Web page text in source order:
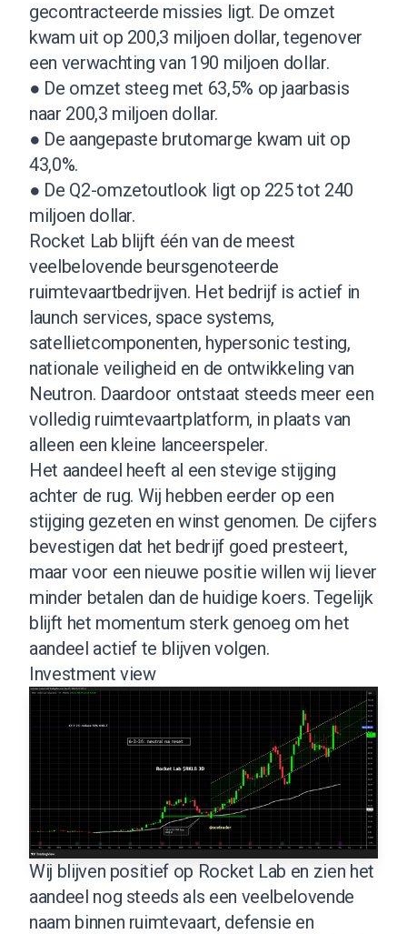
gecontracteerde missies ligt. De omzet
kwam uit op 200,3 miljoen dollar, tegenover
een verwachting van 190 miljoen dollar.
● De omzet steeg met 63,5% op jaarbasis
naar 200,3 miljoen dollar.
● De aangepaste brutomarge kwam uit op
43,0%.
● De Q2-omzetoutlook ligt op 225 tot 240
miljoen dollar.
Rocket Lab blijft één van de meest
veelbelovende beursgenoteerde
ruimtevaartbedrijven. Het bedrijf is actief in
launch services, space systems,
satellietcomponenten, hypersonic testing,
nationale veiligheid en de ontwikkeling van
Neutron. Daardoor ontstaat steeds meer een
volledig ruimtevaartplatform, in plaats van
alleen een kleine lanceerspeler.
Het aandeel heeft al een stevige stijging
achter de rug. Wij hebben eerder op een
stijging gezeten en winst genomen. De cijfers
bevestigen dat het bedrijf goed presteert,
maar voor een nieuwe positie willen wij liever
minder betalen dan de huidige koers. Tegelijk
blijft het momentum sterk genoeg om het
aandeel actief te blijven volgen.
Investment view
Wij blijven positief op Rocket Lab en zien het
aandeel nog steeds als een veelbelovende
naam binnen ruimtevaart, defensie en